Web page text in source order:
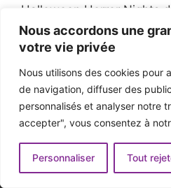
Nous accordons une
votre vie privée
Nous utilisons des cookies pour
de navigation, diffuser des
personnalisés et analyser notre
accepter", vous consentez à
Personnaliser Tout
Halloween Horror Nights
Afroman poursuit un
victoire du jury en
© 2026 - Pop'n Music -